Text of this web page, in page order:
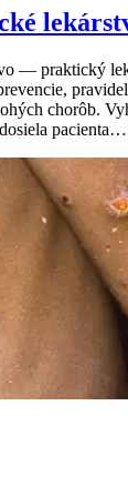
— praktický
chorôb.
pacienta…